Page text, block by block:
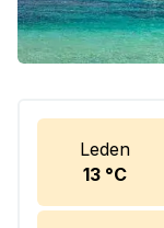
Leden
13 °C